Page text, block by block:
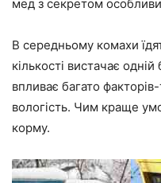
мед з секретом
В середньому комахи
кількості вистачає
впливає багато
вологість. Чим краще
корму.